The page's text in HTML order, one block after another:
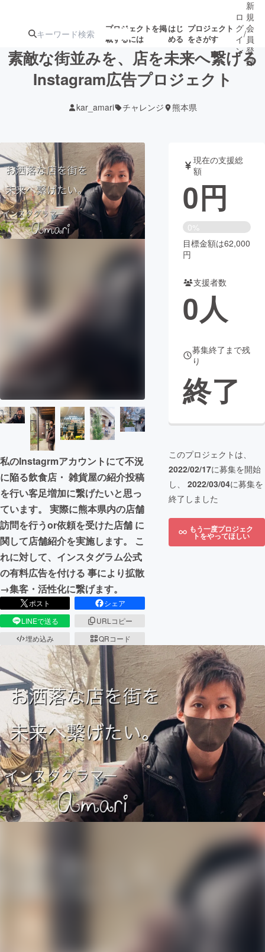
プロジェクトを掲
載するには
はじ
める
プロジェクト
をさがす
ターン
ジェクト
募集終了が近いプ
ロジェクト
アート・写真 音楽
テクノロジー・ガジェット ゲーム・サ
映像・映画 書籍・雑誌
ビジネス・起業
CAMPFIRE for Social Good
CAMPFIRE Creation
CAMPFIREふるさと納税
ロ
グ
イ
ン
/
新
規
会
員
登
録
素敵な街並みを、店を未来へ繋げる
Instagram広告プロジェクト
kar_amari チャレンジ 熊本県
私のInstagrmアカウントにて不況
に陥る飲食店・ 雑貨屋の紹介投稿
を行い客足増加に繋げたいと思っ
ています。 実際に熊本県内の店舗
訪問を行うor依頼を受けた店舗 に
関して店舗紹介を実施します。 こ
れに対して、インスタグラム公式
の有料広告を付ける 事により拡散
→集客・活性化に繋げます。
ポスト
シェア
LINEで送る
URLコピー
埋め込み
QRコード
現在の支援総
額
0円
0%
目標金額は62,000
円
支援者数
0人
募集終了まで残
り
終了
このプロジェクトは、
2022/02/17に募集を開始
し、 2022/03/04に募集を
終了しました
もう一度プロジェク
トをやってほしい